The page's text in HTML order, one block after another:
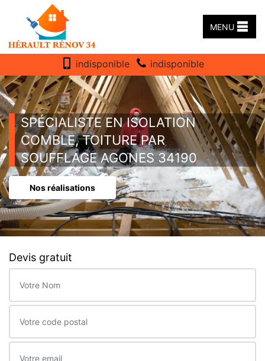
MENU
indisponible indisponible
SPÉCIALISTE EN ISOLATION
COMBLE, TOITURE PAR
SOUFFLAGE AGONES 34190
Nos réalisations
Devis gratuit